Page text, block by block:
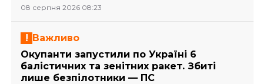
08 серпня 2026 08:23
Важливо
Окупанти запустили по Україні 6
балістичних та зенітних ракет. Збиті
лише безпілотники — ПС